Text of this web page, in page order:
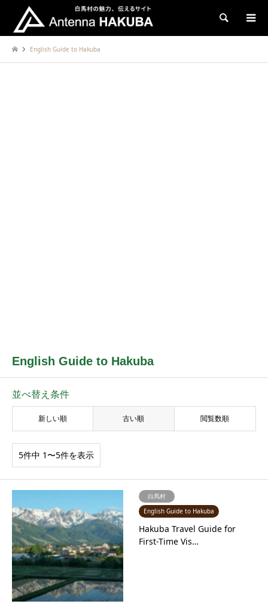
検索
English Guide to Hakuba
English Guide to Hakuba
並べ替え条件
新しい順 古い順 閲覧数順
5件中 1〜5件を表示
白馬村
English Guide to Hakuba
Hakuba Travel Guide for
First-Time Vis…